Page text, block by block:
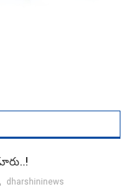
dharshininews